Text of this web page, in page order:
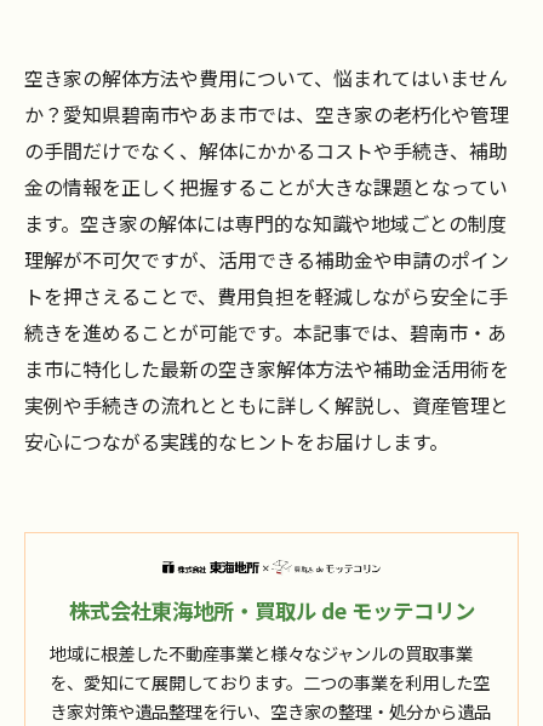
空き家の解体方法や費用について、悩まれてはいません
か？愛知県碧南市やあま市では、空き家の老朽化や管理
の手間だけでなく、解体にかかるコストや手続き、補助
金の情報を正しく把握することが大きな課題となってい
ます。空き家の解体には専門的な知識や地域ごとの制度
理解が不可欠ですが、活用できる補助金や申請のポイン
トを押さえることで、費用負担を軽減しながら安全に手
続きを進めることが可能です。本記事では、碧南市・あ
ま市に特化した最新の空き家解体方法や補助金活用術を
実例や手続きの流れとともに詳しく解説し、資産管理と
安心につながる実践的なヒントをお届けします。
株式会社東海地所・買取ル de モッテコリン
地域に根差した不動産事業と様々なジャンルの買取事業
を、愛知にて展開しております。二つの事業を利用した空
き家対策や遺品整理を行い、空き家の整理・処分から遺品